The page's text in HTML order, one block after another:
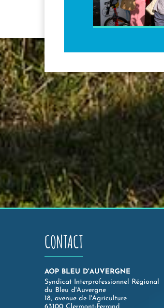
CONTACT
AOP BLEU D'AUVERGNE
Syndicat Interprofessionnel Régional
du Bleu d'Auvergne
18, avenue de l'Agriculture